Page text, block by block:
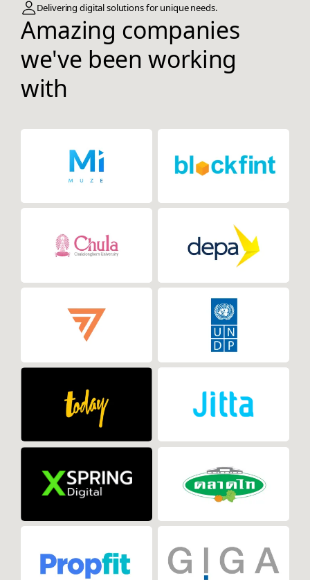
Delivering digital solutions for unique needs.
Amazing companies
we've been working
with